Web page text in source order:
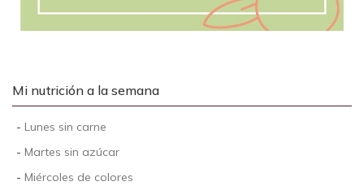
Mi nutrición a la semana
- Lunes sin carne
- Martes sin azúcar
- Miércoles de colores